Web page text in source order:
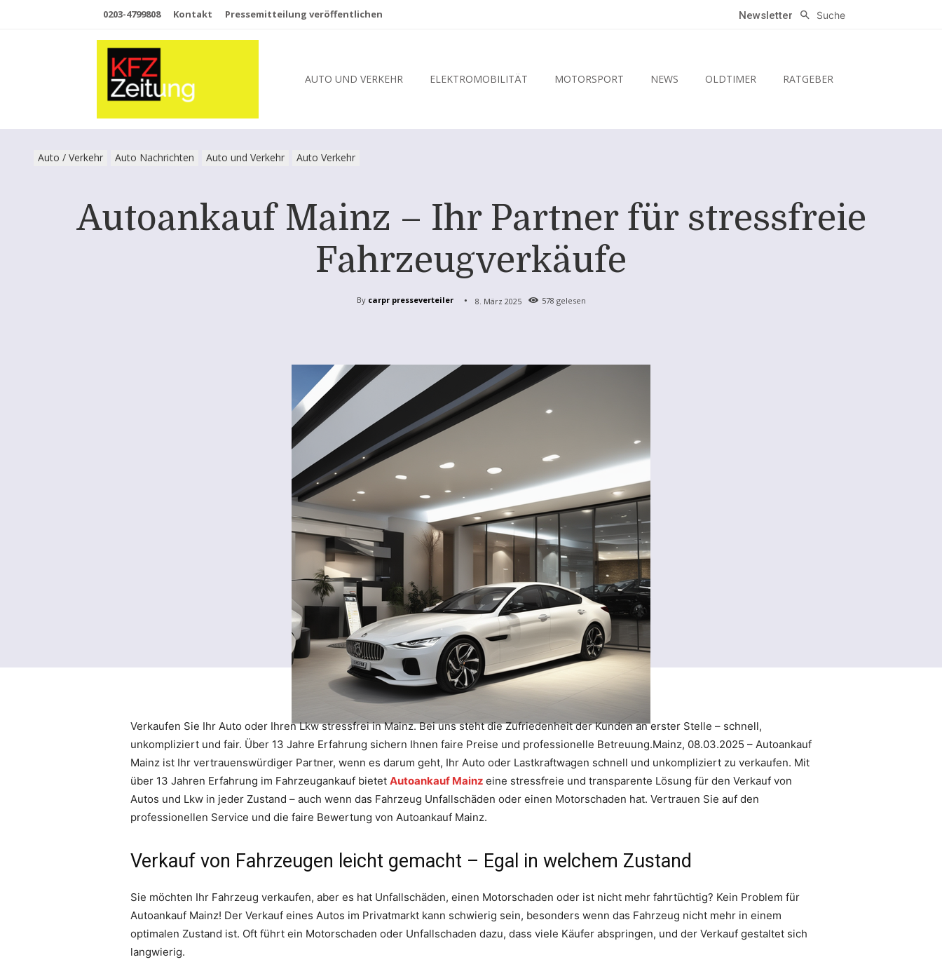
0203-4799808 Kontakt Pressemitteilung veröffentlichen Newsletter Suche
AUTO UND VERKEHR ELEKTROMOBILITÄT MOTORSPORT NEWS OLDTIMER RATGEBER
Auto / Verkehr Auto Nachrichten Auto und Verkehr Auto Verkehr
Autoankauf Mainz – Ihr Partner für stressfreie
Fahrzeugverkäufe
By carpr presseverteiler 8. März 2025 578 gelesen
Verkaufen Sie Ihr Auto oder Ihren Lkw stressfrei in Mainz. Bei uns steht die Zufriedenheit der Kunden an erster Stelle – schnell,
unkompliziert und fair. Über 13 Jahre Erfahrung sichern Ihnen faire Preise und professionelle Betreuung.Mainz, 08.03.2025 – Autoankauf
Mainz ist Ihr vertrauenswürdiger Partner, wenn es darum geht, Ihr Auto oder Lastkraftwagen schnell und unkompliziert zu verkaufen. Mit
über 13 Jahren Erfahrung im Fahrzeugankauf bietet Autoankauf Mainz eine stressfreie und transparente Lösung für den Verkauf von
Autos und Lkw in jeder Zustand – auch wenn das Fahrzeug Unfallschäden oder einen Motorschaden hat. Vertrauen Sie auf den
professionellen Service und die faire Bewertung von Autoankauf Mainz.
Verkauf von Fahrzeugen leicht gemacht – Egal in welchem Zustand
Sie möchten Ihr Fahrzeug verkaufen, aber es hat Unfallschäden, einen Motorschaden oder ist nicht mehr fahrtüchtig? Kein Problem für
Autoankauf Mainz! Der Verkauf eines Autos im Privatmarkt kann schwierig sein, besonders wenn das Fahrzeug nicht mehr in einem
optimalen Zustand ist. Oft führt ein Motorschaden oder Unfallschaden dazu, dass viele Käufer abspringen, und der Verkauf gestaltet sich
langwierig.